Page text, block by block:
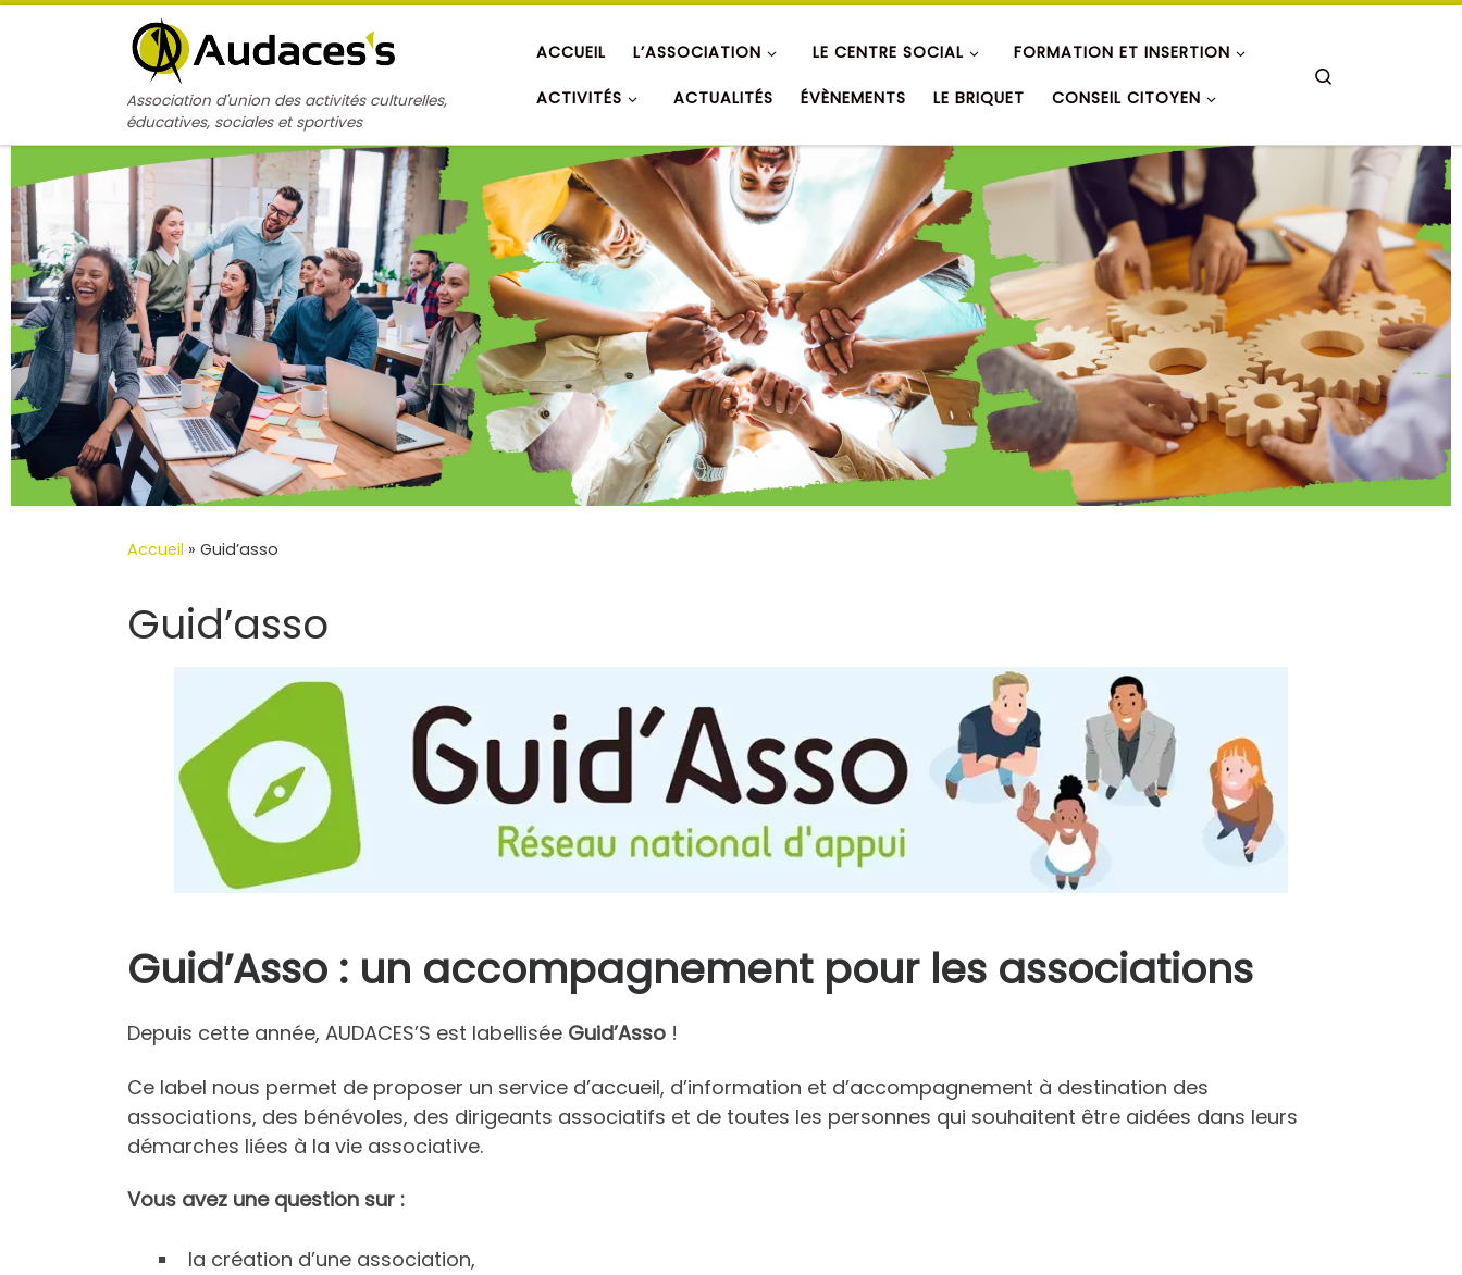
Passer au contenu
Association d'union des activités culturelles,
éducatives, sociales et sportives
ACCUEIL L’ASSOCIATION LE CENTRE SOCIAL FORMATION ET INSERTION
ACTIVITÉS ACTUALITÉS ÉVÈNEMENTS LE BRIQUET CONSEIL CITOYEN
Accueil » Guid’asso
Guid’asso
Guid’Asso : un accompagnement pour les associations
Depuis cette année, AUDACES’S est labellisée Guid’Asso !
Ce label nous permet de proposer un service d’accueil, d’information et d’accompagnement à destination des
associations, des bénévoles, des dirigeants associatifs et de toutes les personnes qui souhaitent être aidées dans leurs
démarches liées à la vie associative.
Vous avez une question sur :
la création d’une association,